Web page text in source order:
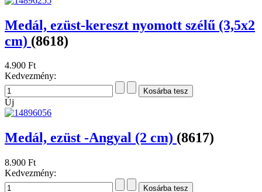
Medál, ezüst-kereszt nyomott szélű (3,5x2
cm) (8618)
4.900 Ft
Kedvezmény:
Új
Medál, ezüst -Angyal (2 cm) (8617)
8.900 Ft
Kedvezmény: